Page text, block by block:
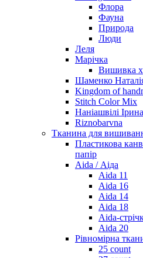
Флора
Фауна
Природа
Люди
Леля
Марічка
Вишивка
Шаменко
Kingdom of
Stitch Color Mix
Наніашвілі Ірина
Riznobarvna
Тканина для
Пластикова
папір
Aida / Аіда
Aida 11
Aida 16
Aida 14
Aida 18
Aida-
Aida 20
Рівномірна
25 count